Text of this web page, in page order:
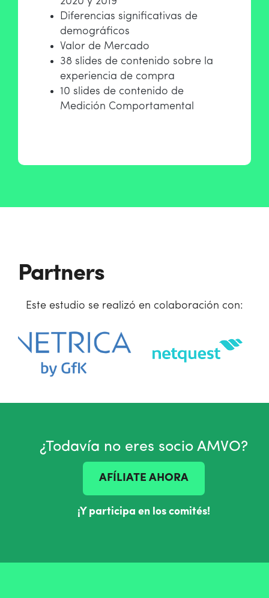
Diferencias significativas de
demográficos
Valor de Mercado
38 slides de contenido sobre la
experiencia de compra
10 slides de contenido de
Medición Comportamental
Partners
Este estudio se realizó en colaboración con:
¿Todavía no eres socio AMVO?
AFÍLIATE AHORA
¡Y participa en los comités!